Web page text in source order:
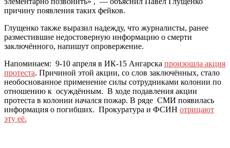
причину появления таких фейков.
Глущенко также выразил надежду, что журналисты, ранее
разместившие недостоверную информацию о смерти
заключённого, напишут опровержение.
Напоминаем: 9-10 апреля в ИК-15 Ангарска произошла акция
протеста. Причиной этой акции, со слов заключённых, стало
необоснованное применение силы сотрудниками колонии по
отношению к осуждённым. В ходе подавления акции
протеста в колонии начался пожар. В ряде СМИ появилась
информация о погибших. Прокуратура и ФСИН отрицают
эту её.